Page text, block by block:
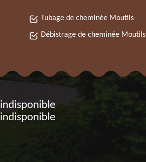
Tubage de cheminée Moutils
Débistrage de cheminée Moutils
indisponible
indisponible